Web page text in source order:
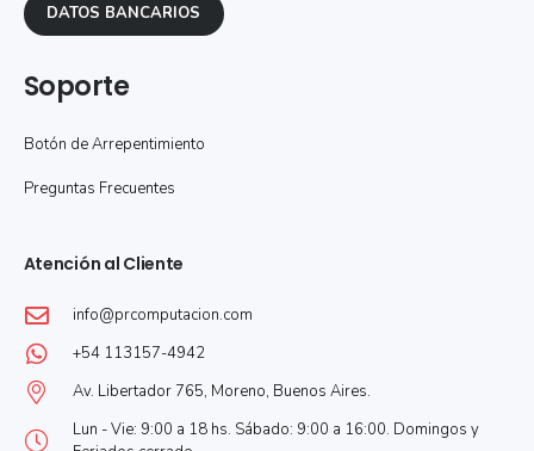
DATOS BANCARIOS
Soporte
Botón de Arrepentimiento
Preguntas Frecuentes
Atención al Cliente
info@prcomputacion.com
+54 113157-4942
Av. Libertador 765, Moreno, Buenos Aires.
Lun - Vie: 9:00 a 18 hs. Sábado: 9:00 a 16:00. Domingos y